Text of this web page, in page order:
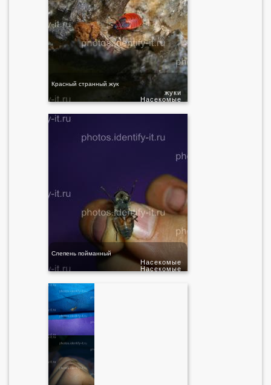
Красный странный жук
Насекомые
жуки
Слепень пойманный
Насекомые
Насекомые